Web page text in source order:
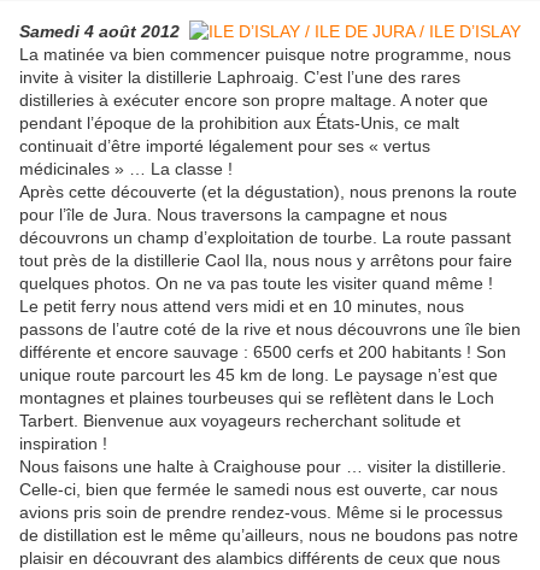
Samedi 4 août 2012
La matinée va bien commencer puisque notre programme, nous
invite à visiter la distillerie Laphroaig. C’est l’une des rares
distilleries à exécuter encore son propre maltage. A noter que
pendant l’époque de la prohibition aux États-Unis, ce malt
continuait d’être importé légalement pour ses « vertus
médicinales » … La classe !
Après cette découverte (et la dégustation), nous prenons la route
pour l’île de Jura. Nous traversons la campagne et nous
découvrons un champ d’exploitation de tourbe. La route passant
tout près de la distillerie Caol Ila, nous nous y arrêtons pour faire
quelques photos. On ne va pas toute les visiter quand même !
Le petit ferry nous attend vers midi et en 10 minutes, nous
passons de l’autre coté de la rive et nous découvrons une île bien
différente et encore sauvage : 6500 cerfs et 200 habitants ! Son
unique route parcourt les 45 km de long. Le paysage n’est que
montagnes et plaines tourbeuses qui se reflètent dans le Loch
Tarbert. Bienvenue aux voyageurs recherchant solitude et
inspiration !
Nous faisons une halte à Craighouse pour … visiter la distillerie.
Celle-ci, bien que fermée le samedi nous est ouverte, car nous
avions pris soin de prendre rendez-vous. Même si le processus
de distillation est le même qu’ailleurs, nous ne boudons pas notre
plaisir en découvrant des alambics différents de ceux que nous